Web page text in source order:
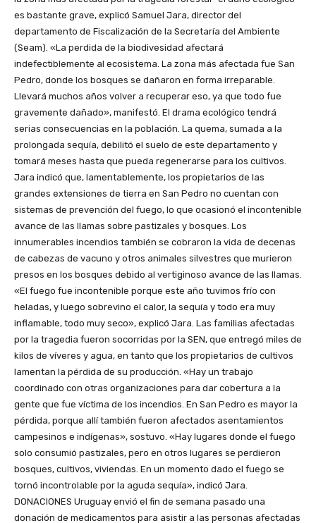
es bastante grave, explicó Samuel Jara, director del
departamento de Fiscalización de la Secretaría del Ambiente
(Seam). «La perdida de la biodivesidad afectará
indefectiblemente al ecosistema. La zona más afectada fue San
Pedro, donde los bosques se dañaron en forma irreparable.
Llevará muchos años volver a recuperar eso, ya que todo fue
gravemente dañado», manifestó. El drama ecológico tendrá
serias consecuencias en la población. La quema, sumada a la
prolongada sequía, debilitó el suelo de este departamento y
tomará meses hasta que pueda regenerarse para los cultivos.
Jara indicó que, lamentablemente, los propietarios de las
grandes extensiones de tierra en San Pedro no cuentan con
sistemas de prevención del fuego, lo que ocasionó el incontenible
avance de las llamas sobre pastizales y bosques. Los
innumerables incendios también se cobraron la vida de decenas
de cabezas de vacuno y otros animales silvestres que murieron
presos en los bosques debido al vertiginoso avance de las llamas.
«El fuego fue incontenible porque este año tuvimos frío con
heladas, y luego sobrevino el calor, la sequía y todo era muy
inflamable, todo muy seco», explicó Jara. Las familias afectadas
por la tragedia fueron socorridas por la SEN, que entregó miles de
kilos de víveres y agua, en tanto que los propietarios de cultivos
lamentan la pérdida de su producción. «Hay un trabajo
coordinado con otras organizaciones para dar cobertura a la
gente que fue víctima de los incendios. En San Pedro es mayor la
pérdida, porque allí también fueron afectados asentamientos
campesinos e indígenas», sostuvo. «Hay lugares donde el fuego
solo consumió pastizales, pero en otros lugares se perdieron
bosques, cultivos, viviendas. En un momento dado el fuego se
tornó incontrolable por la aguda sequía», indicó Jara.
DONACIONES Uruguay envió el fin de semana pasado una
donación de medicamentos para asistir a las personas afectadas